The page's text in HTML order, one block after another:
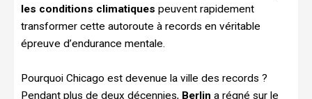
les conditions climatiques peuvent rapidement
transformer cette autoroute à records en véritable
épreuve d’endurance mentale.
Pourquoi Chicago est devenue la ville des records ?
Pendant plus de deux décennies, Berlin a régné sur le